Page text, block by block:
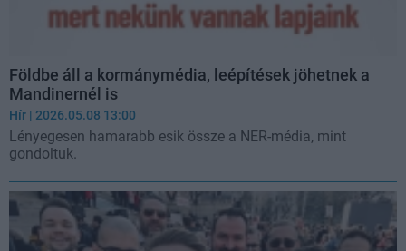
Földbe áll a kormánymédia, leépítések jöhetnek a
Mandinernél is
Hír | 2026.05.08 13:00
Lényegesen hamarabb esik össze a NER-média, mint
gondoltuk.